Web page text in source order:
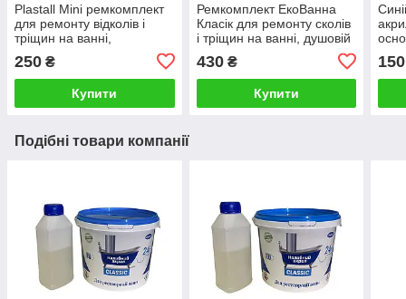
Plastall Mini ремкомплект
для ремонту відколів і
тріщин на ванні,
250 ₴
Купити
Ремкомплект ЕкоВанна
Класік для ремонту сколів
і тріщин на ванні, душовій
430₴
Купити
150
Подібні товари компанії